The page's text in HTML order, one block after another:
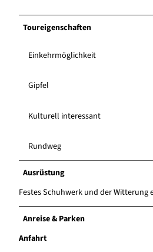
Toureigenschaften
Einkehrmöglichkeit
Gipfel
Kulturell interessant
Rundweg
Ausrüstung
Festes Schuhwerk und der Witterung
Anreise & Parken
Anfahrt